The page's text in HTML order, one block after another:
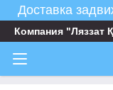
Доставка
Компания "Ляззат